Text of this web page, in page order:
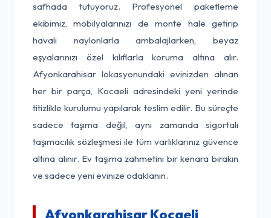
safhada tutuyoruz. Profesyonel paketleme
ekibimiz, mobilyalarınızı de monte hale getirip
havalı naylonlarla ambalajlarken, beyaz
eşyalarınızı özel kılıflarla koruma altına alır.
Afyonkarahisar lokasyonundaki evinizden alınan
her bir parça, Kocaeli adresindeki yeni yerinde
titizlikle kurulumu yapılarak teslim edilir. Bu süreçte
sadece taşıma değil, aynı zamanda sigortalı
taşımacılık sözleşmesi ile tüm varlıklarınız güvence
altına alınır. Ev taşıma zahmetini bir kenara bırakın
ve sadece yeni evinize odaklanın.
Afyonkarahisar Kocaeli